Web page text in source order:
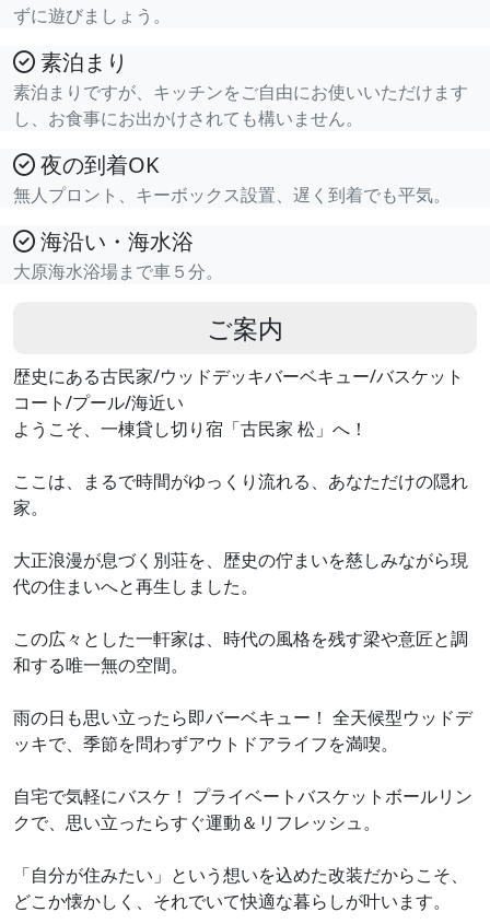
ずに遊びましょう。
素泊まり
素泊まりですが、キッチンをご自由にお使いいただけます
し、お食事にお出かけされても構いません。
夜の到着OK
無人プロント、キーボックス設置、遅く到着でも平気。
海沿い・海水浴
大原海水浴場まで車５分。
ご案内
歴史にある古民家/ウッドデッキバーベキュー/バスケット
コート/プール/海近い
ようこそ、一棟貸し切り宿「古民家 松」へ！
ここは、まるで時間がゆっくり流れる、あなただけの隠れ
家。
大正浪漫が息づく別荘を、歴史の佇まいを慈しみながら現
代の住まいへと再生しました。
この広々とした一軒家は、時代の風格を残す梁や意匠と調
和する唯一無の空間。
雨の日も思い立ったら即バーベキュー！ 全天候型ウッドデ
ッキで、季節を問わずアウトドアライフを満喫。
自宅で気軽にバスケ！ プライベートバスケットボールリン
クで、思い立ったらすぐ運動＆リフレッシュ。
「自分が住みたい」という想いを込めた改装だからこそ、
どこか懐かしく、それでいて快適な暮らしが叶います。